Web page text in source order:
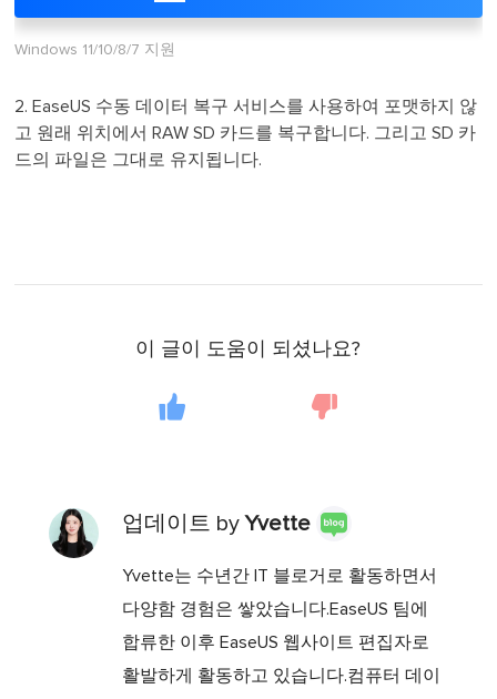
Windows 11/10/8/7 지원
2. EaseUS 수동 데이터 복구 서비스를 사용하여 포맷하지 않
고 원래 위치에서 RAW SD 카드를 복구합니다. 그리고 SD 카
드의 파일은 그대로 유지됩니다.
이 글이 도움이 되셨나요?
업데이트 byYvette
Yvette는 수년간 IT 블로거로 활동하면서
다양함 경험은 쌓았습니다.EaseUS 팀에
합류한 이후 EaseUS 웹사이트 편집자로
활발하게 활동하고 있습니다.컴퓨터 데이